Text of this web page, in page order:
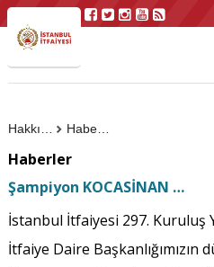
Haberler
Haberler
Şampiyon KOCASİNAN …
İstanbul İtfaiyesi 297. Kuruluş
İtfaiye Daire